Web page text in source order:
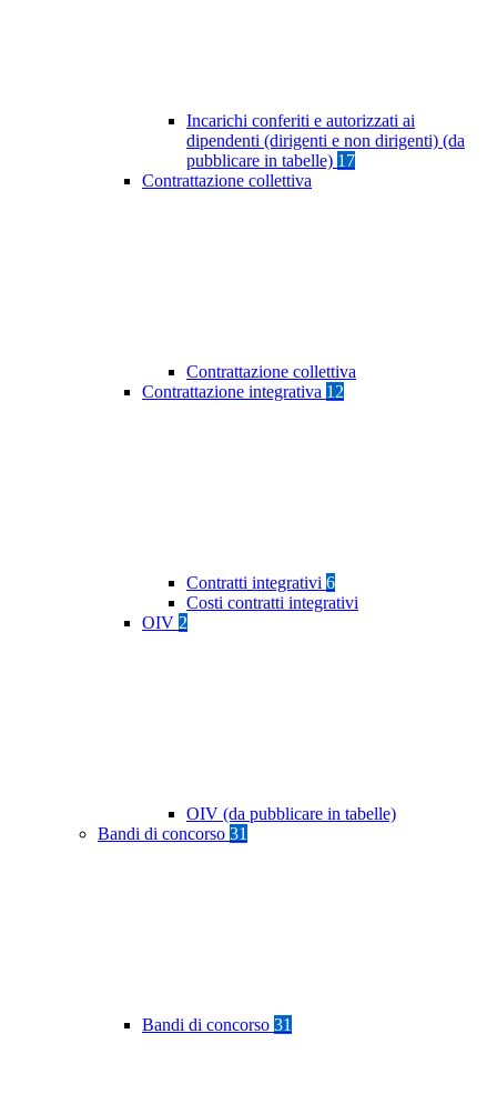
Incarichi conferiti e autorizzati ai
dipendenti (dirigenti e non dirigenti) (da
pubblicare in tabelle) 17
Contrattazione collettiva
Contrattazione collettiva
Contrattazione integrativa 12
Contratti integrativi 6
Costi contratti integrativi
OIV 2
OIV (da pubblicare in tabelle)
Bandi di concorso 31
Bandi di concorso 31